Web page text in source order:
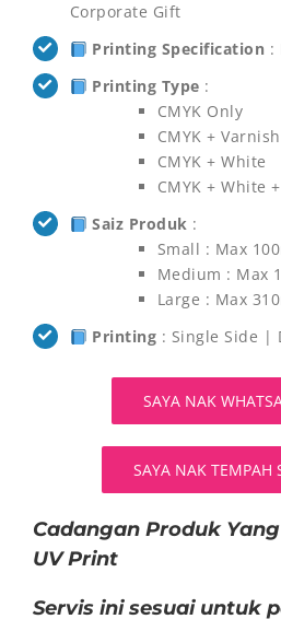
Corporate Gift
Printing Specification :
Printing Type :
CMYK Only
CMYK + Varnish
CMYK + White
CMYK + White
Saiz Produk :
Small : Max
Medium : Max
Large : Max
Printing : Single Side |
SAYA NAK
SAYA NAK TEMPAH
Cadangan Produk
UV Print
Servis ini sesuai untuk